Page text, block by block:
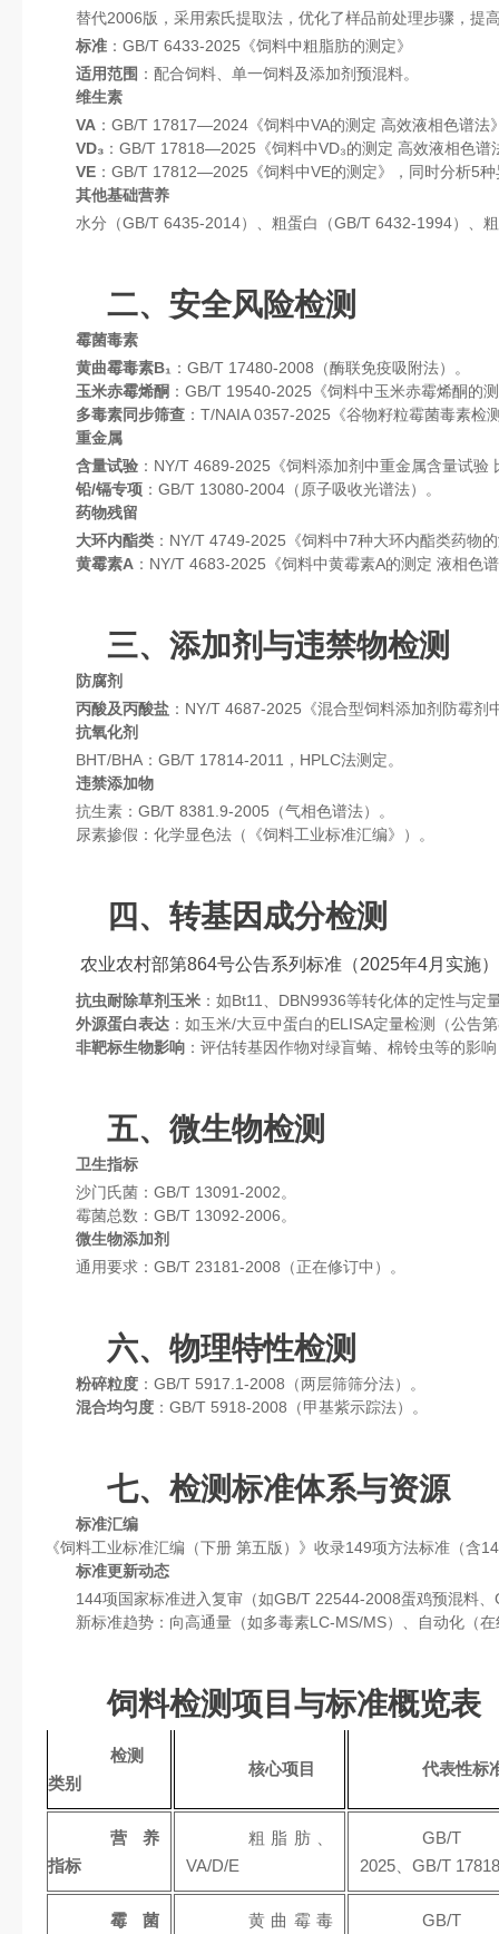
替代2006版，采用索氏提取法，优化了样品前处理步骤，提
标准 ：GB/T 6433-2025《饲料中粗脂肪的测定》
适用范围 ：配合饲料、单一饲料及添加剂预混料。
维生素
VA ：GB/T 17817—2024《饲料中VA的测定 高效液相色谱
VD₃ ：GB/T 17818—2025《饲料中VD₃的测定 高效液相色
VE ：GB/T 17812—2025《饲料中VE的测定》，同时分析5
其他基础营养
水分（GB/T 6435-2014）、粗蛋白（GB/T 6432-1994）、
二、安全风险检测
霉菌毒素
黄曲霉毒素B₁ ：GB/T 17480-2008（酶联免疫吸附法）。
玉米赤霉烯酮 ：GB/T 19540-2025《饲料中玉米赤霉烯酮的
多毒素同步筛查 ：T/NAIA 0357-2025《谷物籽粒霉菌毒素
重金属
含量试验 ：NY/T 4689-2025《饲料添加剂中重金属含量试
铅/镉专项 ：GB/T 13080-2004（原子吸收光谱法）。
药物残留
大环内酯类 ：NY/T 4749-2025《饲料中7种大环内酯类药物
黄霉素A ：NY/T 4683-2025《饲料中黄霉素A的测定 液相色
三、添加剂与违禁物检测
防腐剂
丙酸及丙酸盐 ：NY/T 4687-2025《混合型饲料添加剂防霉剂
抗氧化剂
BHT/BHA：GB/T 17814-2011，HPLC法测定。
违禁添加物
抗生素：GB/T 8381.9-2005（气相色谱法）。
尿素掺假：化学显色法（《饲料工业标准汇编》）。
四、转基因成分检测
农业农村部第864号公告系列标准（2025年4月实施
抗虫耐除草剂玉米 ：如Bt11、DBN9936等转化体的定性与定
外源蛋白表达 ：如玉米/大豆中蛋白的ELISA定量检测（公告
非靶标生物影响 ：评估转基因作物对绿盲蝽、棉铃虫等的影
五、微生物检测
卫生指标
沙门氏菌：GB/T 13091-2002。
霉菌总数：GB/T 13092-2006。
微生物添加剂
通用要求：GB/T 23181-2008（正在修订中）。
六、物理特性检测
粉碎粒度 ：GB/T 5917.1-2008（两层筛筛分法）。
混合均匀度 ：GB/T 5918-2008（甲基紫示踪法）。
七、检测标准体系与资源
标准汇编
《饲料工业标准汇编（下册 第五版）》收录149项方法标准（含
标准更新动态
144项国家标准进入复审（如GB/T 22544-2008蛋鸡预混料
新标准趋势：向高通量（如多毒素LC-MS/MS）、自动化（
饲料检测项目与标准概览表
检测
类别
核心项目 代表性标
营养
指标
粗脂肪、
VA/D/E
GB/T
2025、GB/T
霉菌 黄曲霉毒 GB/T